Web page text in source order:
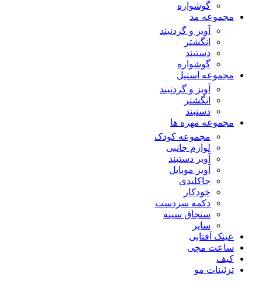
گوشواره
مجموعه مد
آویز و گردنبند
انگشتر
دستبند
گوشواره
مجموعه استیل
آویز و گردنبند
انگشتر
دستبند
مجموعه مهره ها
مجموعه کودک
لوازم جانبی
آویز دستبند
آویز موبایل
جاکلیدی
خودکار
دکمه سردست
سنجاق سینه
سایر
عینک آفتابی
ساعت مچی
کیف
تزئینات مو